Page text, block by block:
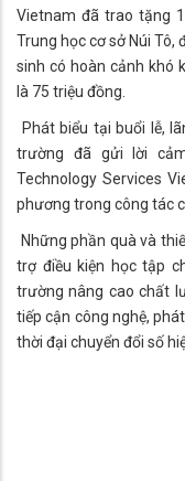
Vietnam đã trao tặng
Trung học cơ sở Núi
sinh có hoàn cảnh khó
là 75 triệu đồng.
Phát biểu tại buổi lễ,
trường đã gửi lời
Technology Services
phương trong công tác
Những phần quà và
trợ điều kiện học tập
trường nâng cao chất
tiếp cận công nghệ,
thời đại chuyển đổi số